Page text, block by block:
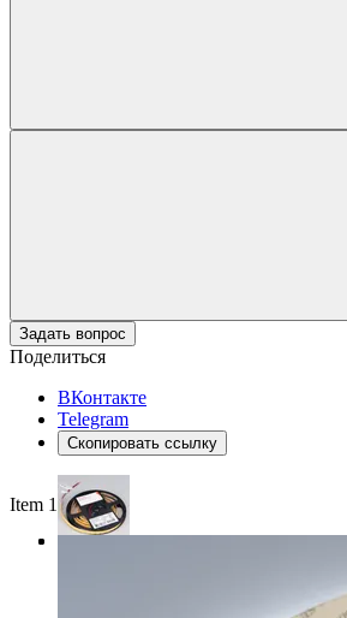
Задать вопрос
Поделиться
ВКонтакте
Telegram
Скопировать ссылку
Item 1 of 3